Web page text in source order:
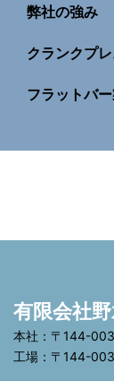
弊社の強み
クランクプ
フラットバ
有限会社
本社：〒144-
工場：〒144-